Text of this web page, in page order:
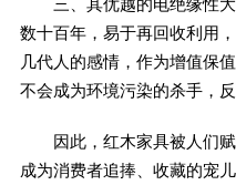
三、其优越的电绝缘性大
数十百年，易于再回收利用
几代人的感情，作为增值保
不会成为环境污染的杀手，
因此，红木家具被人们赋
成为消费者追捧、收藏的宠儿